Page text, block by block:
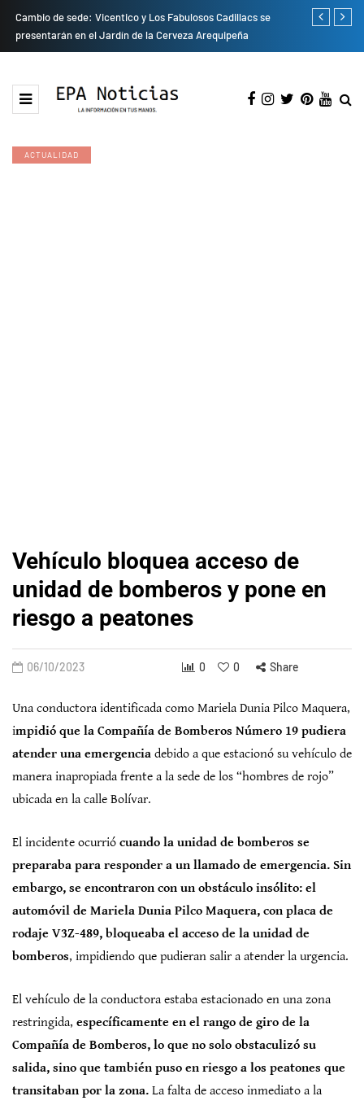
Cambio de sede: Vicentico y Los Fabulosos Cadillacs se
presentarán en el Jardín de la Cerveza Arequipeña
Empresas
ACTUALIDAD
Vehículo bloquea acceso de
unidad de bomberos y pone en
riesgo a peatones
06/10/2023 0 0 Share
Una conductora identificada como Mariela Dunia Pilco Maquera,
impidió que la Compañía de Bomberos Número 19 pudiera
atender una emergencia debido a que estacionó su vehículo de
manera inapropiada frente a la sede de los “hombres de rojo”
ubicada en la calle Bolívar.
El incidente ocurrió cuando la unidad de bomberos se
preparaba para responder a un llamado de emergencia. Sin
embargo, se encontraron con un obstáculo insólito: el
automóvil de Mariela Dunia Pilco Maquera, con placa de
rodaje V3Z-489, bloqueaba el acceso de la unidad de
bomberos, impidiendo que pudieran salir a atender la urgencia.
El vehículo de la conductora estaba estacionado en una zona
restringida, específicamente en el rango de giro de la
Compañía de Bomberos, lo que no solo obstaculizó su
salida, sino que también puso en riesgo a los peatones que
transitaban por la zona. La falta de acceso inmediato a la